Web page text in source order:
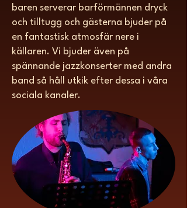
baren serverar barförmännen dryck
och tilltugg och gästerna bjuder på
en fantastisk atmosfär nere i
källaren. Vi bjuder även på
spännande jazzkonserter med andra
band så håll utkik efter dessa i våra
sociala kanaler.